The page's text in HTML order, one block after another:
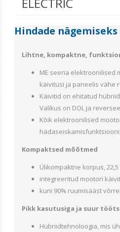
mm )
Hindade nägemiseks
Lihtne, kompaktne,
ME seeria elektroonilised
käivitusi ja paneelis vähe
Käivitid on ehitatud
Valikus on DOL ja
Kõik elektroonilised
Kompaktsed mõõtmed
Ülikompaktne korpus, 22,5
integreeritud mootori
kuni 90% ruumisääst
Pikk kasutusiga ja suur
Hübriidtehnoloogia, mis